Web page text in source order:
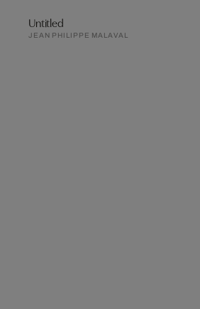
Untitled
JEAN PHILIPPE MALAVAL